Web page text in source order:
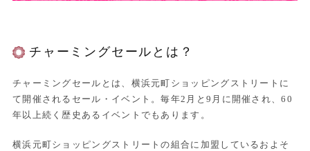
チャーミングセールとは？
チャーミングセールとは、横浜元町ショッピングストリートに
て開催されるセール・イベント。毎年2月と9月に開催され、60
年以上続く歴史あるイベントでもあります。
横浜元町ショッピングストリートの組合に加盟しているおよそ